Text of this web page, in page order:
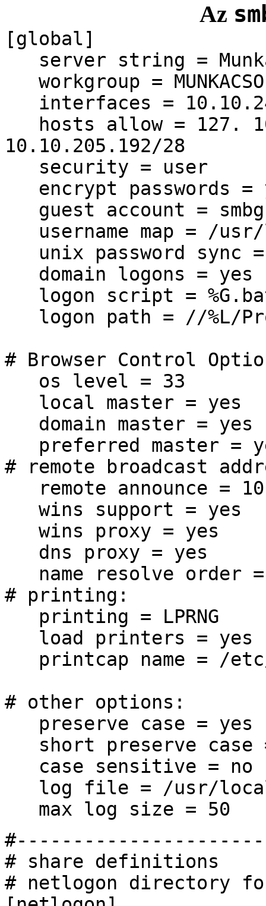
Az
[global]
server string =
workgroup =
interfaces =
hosts allow = 127.
10.10.205.192/28
security = user
encrypt passwords =
guest account =
username map = /
unix password sync
domain logons = yes
logon script =
logon path = //%L/
# Browser Control
os level = 33
local master = yes
domain master = yes
preferred master =
# remote broadcast
remote announce =
wins support = yes
wins proxy = yes
dns proxy = yes
name resolve order
# printing:
printing = LPRNG
load printers = yes
printcap name = /
# other options:
preserve case = yes
short preserve case
case sensitive = no
log file = /usr/local/
max log size = 50
# share definitions
# netlogon directory for